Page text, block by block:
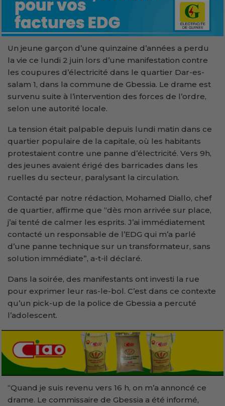
Un jeune garçon d’une quinzaine d’années a perdu
la vie ce lundi 2 juin lors d’une manifestation contre
les coupures d’électricité dans le quartier Dar-es-
salam 1, dans la commune de Gbessia. Le drame est
survenu suite à l’intervention des forces de l’ordre,
selon une autorité locale.
La tension était palpable depuis lundi matin dans ce
quartier populaire de la capitale, où les habitants
protestaient contre une panne d’électricité. Vers 9h,
des jeunes avaient érigé des barricades dans les
ruelles du secteur, paralysant la circulation.
Contacté par notre rédaction, Mohamed Diallo, chef
de quartier, affirme que “dès mon arrivée sur place,
j’ai tenté de calmer les esprits. J’ai immédiatement
contacté un responsable de l’EDG qui m’a parlé
d’une panne technique sur un transformateur, sans
solution immédiate”, a-t-il déclaré.
Dans la soirée, des manifestants ont investi la rue
pour exprimer leur ras-le-bol. C’est dans ce contexte
qu’un pick-up de la police de Gbessia a percuté
l’adolescent.
“Quand je suis revenu vers 16 h, on m’a annoncé ce
drame. Le commissaire de Gbessia a été informé,